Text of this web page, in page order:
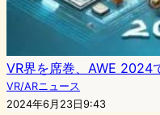
VR界を席巻、AWE 2024
VR/ARニュース
2024年6月23日9:43